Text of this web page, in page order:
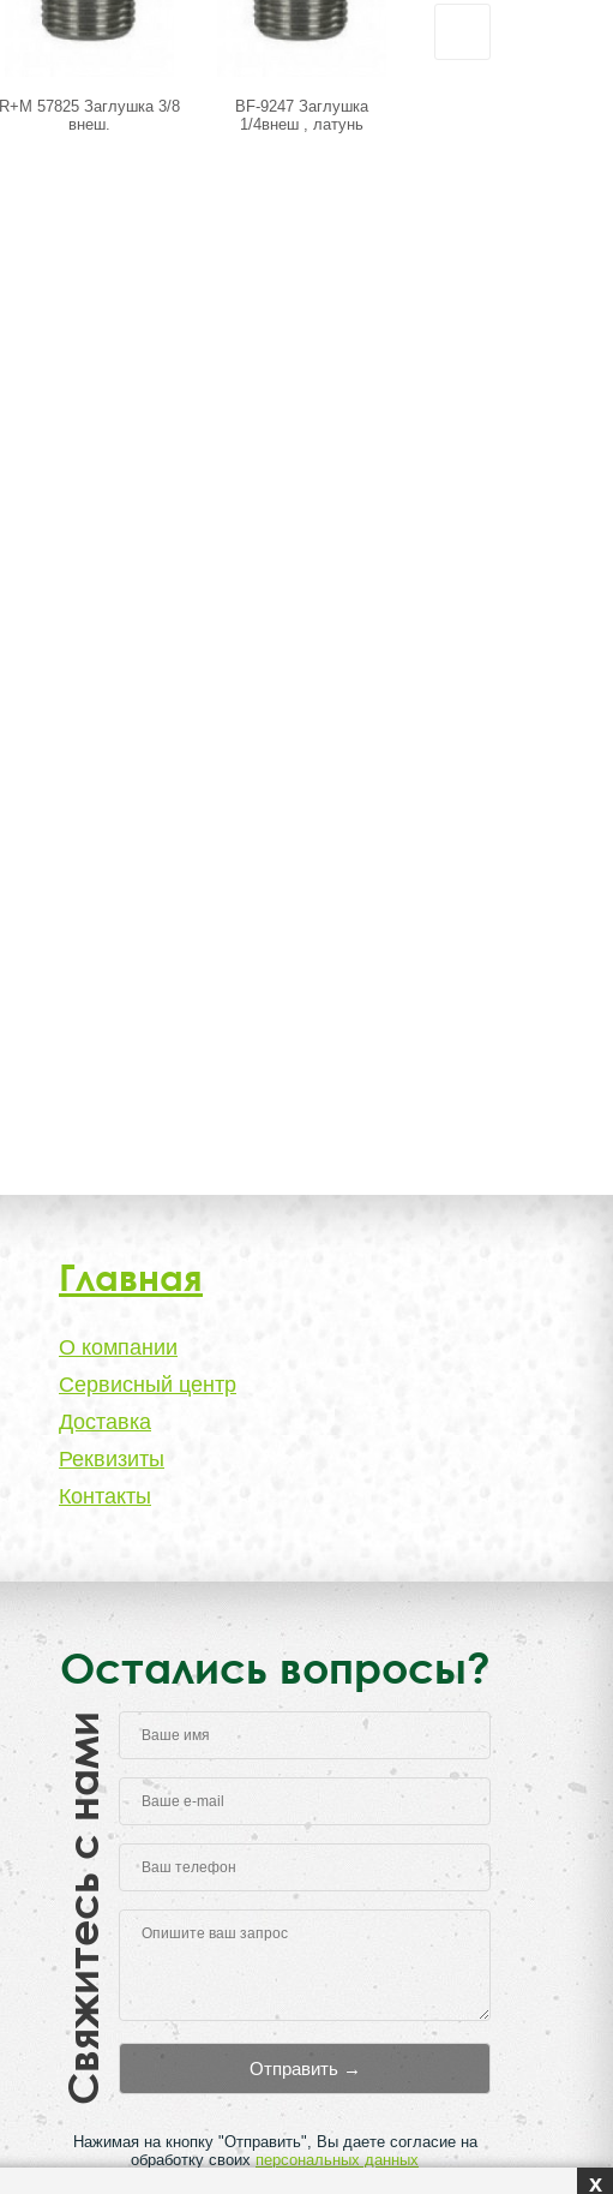
R+M 57825 Заглушка 3/8
внеш.
BF-9247 Заглушка
1/4внеш , латунь
Главная
О компании
Сервисный центр
Доставка
Реквизиты
Контакты
Остались вопросы?
Свяжитесь с нами
Нажимая на кнопку "Отправить", Вы даете согласие на
обработку своихперсональных данных
x